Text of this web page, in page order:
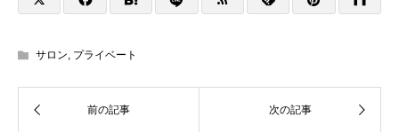
サロン, プライベート